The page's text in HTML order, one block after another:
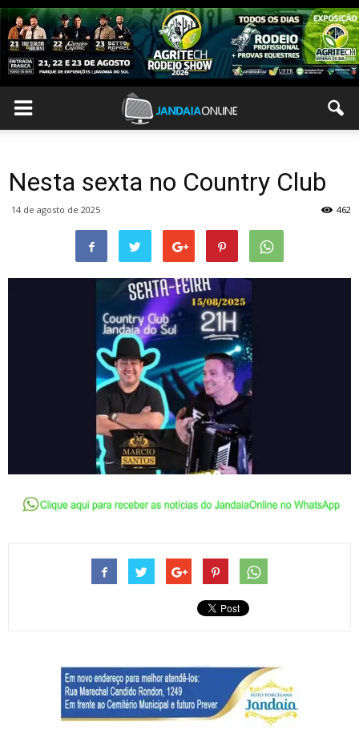
Nesta sexta no Country Club
14 de agosto de 2025 462